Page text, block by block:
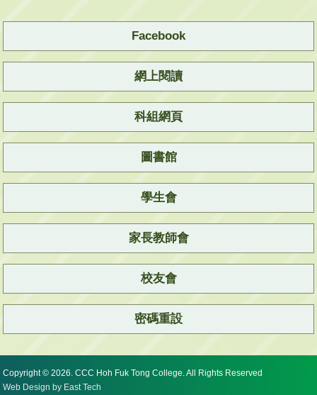
Facebook
網上閱讀
科組網頁
圖書館
學生會
家長教師會
校友會
密碼重設
Copyright © 2026. CCC Hoh Fuk Tong College. All Rights Reserved
Web Design by East Tech